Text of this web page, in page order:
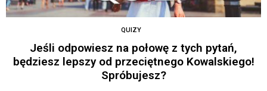
QUIZY
Jeśli odpowiesz na połowę z tych pytań,
będziesz lepszy od przeciętnego Kowalskiego!
Spróbujesz?